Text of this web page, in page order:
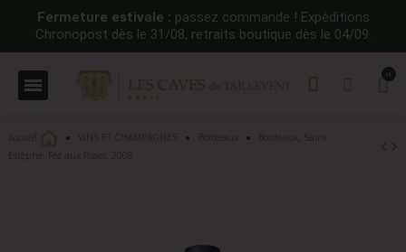
Fermeture estivale : passez commande ! Expéditions
Chronopost dès le 31/08, retraits boutique dès le 04/09.